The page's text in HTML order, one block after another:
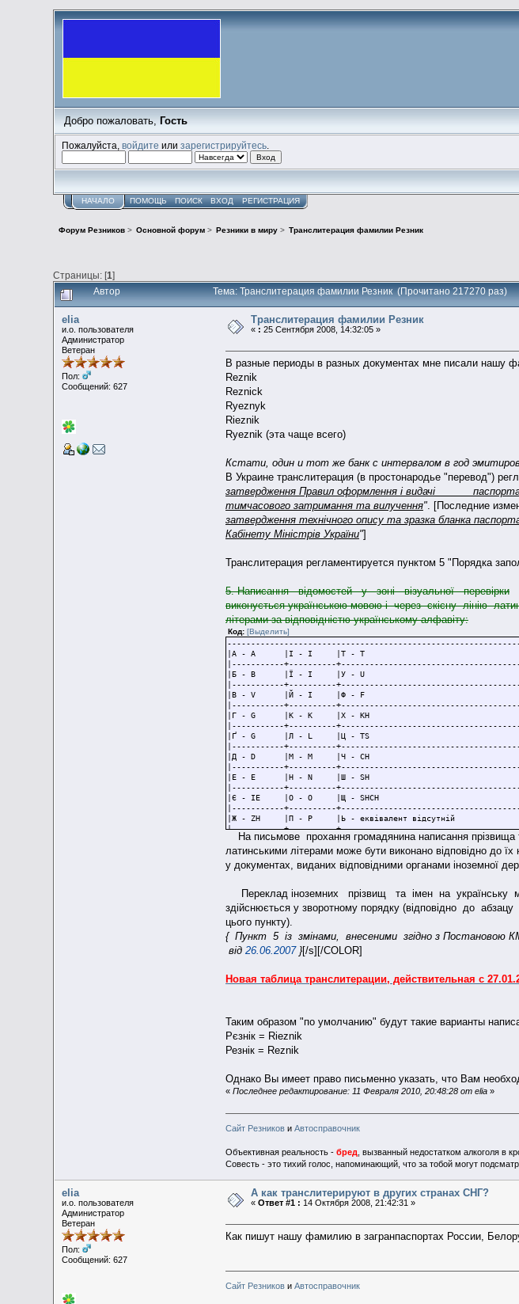
Добро пожаловать, Гость
Пожалуйста,войдите илизарегистрируйтесь
НАЧАЛО ПОМОЩЬ ПОИСК ВХОД РЕГИСТРАЦИЯ
Форум Резников> Основной форум> Резники в миру> Транслитерация фамилии Резник
Страницы: [1]
Автор Тема: Транслитерация фамилии Резник (Прочитано 217270 раз)
elia
и.о. пользователя
Администратор
Ветеран
Пол:
Сообщений: 627
Транслитерация фамилии Резник
« : 25 Сентября 2008, 14:32:05 »
В разные периоды в разных документах мне писали нашу
Reznik
Reznick
Ryeznyk
Rieznik
Ryeznik (эта чаще всего)
Кстати, один и тот же банк с интервалом в год
В Украине транслитерация (в простонародье "перевод")
затвердження Правил оформлення і видачі
тимчасового затримання та вилучення". [Последние
затвердження технічного опису та зразка бланка
Кабінету Міністрів України"]
Транслитерация регламентируется пунктом 5 "Порядка
5. Написання відомостей у зоні візуальної перевірки
виконується українською мовою і через скісну лінію
літерами за відповідністю українському алфавіту:
Код: [Выделить]
|А - A |І - I |Т - Т
|-----------+----------
|Б - B |Ї - I |У - U
|-----------+----------
|В - V |Й - I |Ф - F
|-----------+----------
|Г - G |К - K |Х -
|-----------+----------
|Ґ - G |Л - L |Ц - TS
|-----------+----------
|Д - D |М - M |Ч -
|-----------+----------
|Е - E |Н - N |Ш -
|-----------+----------
|Є - IE |О - O |Щ -
|-----------+----------
|Ж - ZH |П - P |Ь - еквівалент
|-----------+----------
|З - Z |Р - R |Ю -
|-----------+----------
|И - Y |С - S |Я - IA
|-----------+----------
На письмове прохання громадянина написання прізвища
латинськими літерами може бути виконано відповідно до їх
у документах, виданих відповідними органами іноземної
Переклад іноземних прізвищ та імен на українську
здійснюється у зворотному порядку (відповідно до
цього пункту).
{ Пункт 5 із змінами, внесеними згідно з Постановою
від 26.06.2007}[/s][/COLOR]
Новая таблица транслитерации, действительная с
Таким образом "по умолчанию" будут такие варианты
Рєзнік = Rieznik
Резнік = Reznik
Однако Вы имеет право письменно указать, что Вам
« Последнее редактирование: 11 Февраля 2010, 20:48:28 от elia»
Сайт Резникови Автосправочник
Объективная реальность - бред , вызванный недостатком алкоголя в
Совесть - это тихий голос, напоминающий, что за тобой могут
elia
и.о. пользователя
Администратор
Ветеран
Пол:
Сообщений: 627
А как транслитерируют в других странах СНГ?
«Ответ #1 : 14 Октября 2008, 21:42:31 »
Как пишут нашу фамилию в загранпаспортах России,
Сайт Резникови Автосправочник